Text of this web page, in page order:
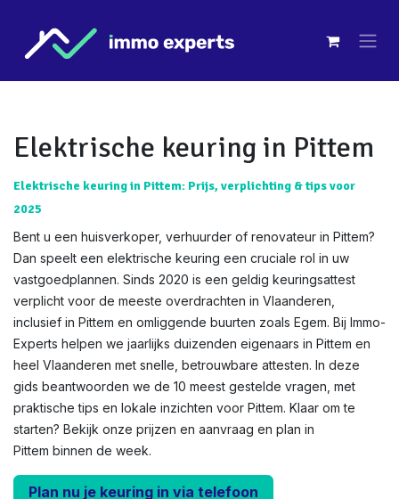
Elektrische keuring in Pittem
Elektrische keuring in Pittem: Prijs, verplichting & tips voor
2025
Bent u een huisverkoper, verhuurder of renovateur in Pittem?
Dan speelt een elektrische keuring een cruciale rol in uw
vastgoedplannen. Sinds 2020 is een geldig keuringsattest
verplicht voor de meeste overdrachten in Vlaanderen,
inclusief in Pittem en omliggende buurten zoals Egem. Bij Immo-
Experts helpen we jaarlijks duizenden eigenaars in Pittem en
heel Vlaanderen met snelle, betrouwbare attesten. In deze
gids beantwoorden we de 10 meest gestelde vragen, met
praktische tips en lokale inzichten voor Pittem. Klaar om te
starten? Bekijk onze prijzen en aanvraag en plan in
Pittem binnen de week.
Plan nu je keuring in via telefoon